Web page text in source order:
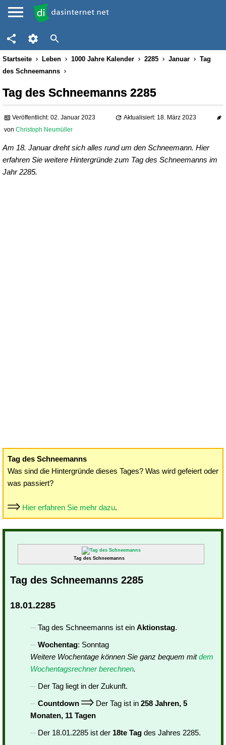
Startseite Leben 1000 Jahre Kalender 2285 Januar
Tag
des Schneemanns
Tag des Schneemanns 2285
Veröffentlicht: 02. Januar 2023
Aktualisiert: 18. März 2023
von Christoph Neumüller
Am 18. Januar dreht sich alles rund um den Schneemann. Hier
erfahren Sie weitere Hintergründe zum Tag des Schneemanns im
Jahr 2285.
Tag des Schneemanns
Was sind die Hintergründe dieses Tages? Was wird gefeiert oder
was passiert?
Hier erfahren Sie mehr dazu.
Tag des Schneemanns
Tag des Schneemanns 2285
18.01.2285
Tag des Schneemanns ist ein Aktionstag.
Wochentag: Sonntag
Weitere Wochentage können Sie ganz bequem mitdem
Wochentagsrechner berechnen.
Der Tag liegt in der Zukunft.
Countdown
Der Tag ist in 258 Jahren, 5
Monaten, 11 Tagen
Der 18.01.2285 ist der 18te Tag des Jahres 2285.